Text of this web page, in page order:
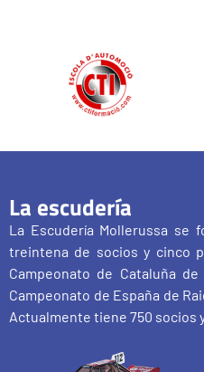
La escudería
La Escudería Mollerussa se
treintena de socios y cinco
Campeonato de Cataluña
Campeonato de España de
Actualmente tiene 750 socios